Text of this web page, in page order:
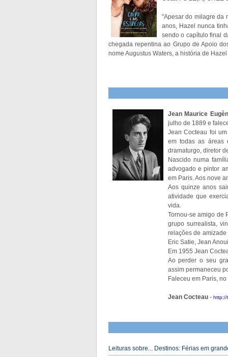
"Apesar do milagre da
anos, Hazel nunca
sendo o capítulo final
chegada repentina ao Grupo de Apoio
nome Augustus Waters, a história de
Jean Maurice
julho de 1889 e
Jean Cocteau foi
em todas as áreas
dramaturgo, diretor
Nascido numa
advogado e pintor
em Paris. Aos nove
Aos quinze anos
atividade que
vida.
Tornou-se amigo de
grupo surrealista,
relações de
Eric Satie, Jean
Em 1955 Jean
Ao perder o seu
assim permaneceu
Faleceu em Paris,
Jean Cocteau- http://
Leituras sobre... Destinos: Férias em